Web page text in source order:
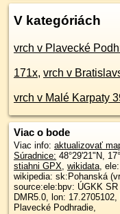
V kategóriách
vrch v Plavecké
171x, vrch v
vrch v Malé Karpaty
Viac o bode
Viac info: aktualizovať
Súradnice: 48°29'21"N,
stiahni GPX, wikidata,
wikipedia: sk:Pohanská
source:ele:bpv: ÚGKK
DMR5.0, lon:
Plavecké Podhradie,